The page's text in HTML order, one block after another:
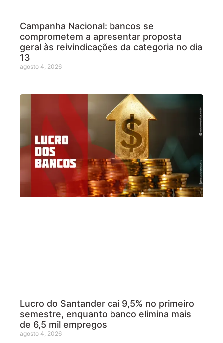
Campanha Nacional: bancos se
comprometem a apresentar proposta
geral às reivindicações da categoria no dia
13
agosto 4, 2026
Lucro do Santander cai 9,5% no primeiro
semestre, enquanto banco elimina mais
de 6,5 mil empregos
agosto 4, 2026